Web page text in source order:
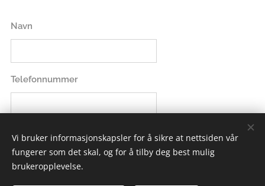
Navn
Telefonnummer
E-post
Vi bruker informasjonskapsler for å sikre at nettsiden vår
fungerer som det skal, og for å tilby deg best mulig
brukeropplevelse.